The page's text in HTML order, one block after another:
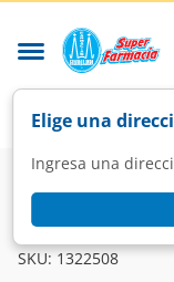
Elige una
Ingresa una
Set Baby's Bath
SKU: 1322508